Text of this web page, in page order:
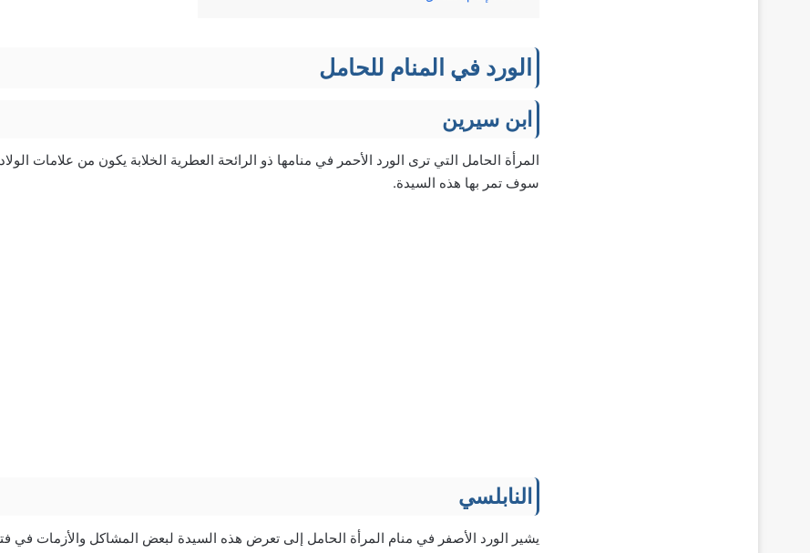
الورد في المنام للحامل
ابن سيرين
المرأة الحامل التي ترى الورد الأحمر في منامها ذو الرائحة العطرية الخلابة يكون من علامات
سوف تمر بها هذه السيدة.
النابلسي
يشير الورد الأصفر في منام المرأة الحامل إلى تعرض هذه السيدة لبعض المشاكل والأزمات في